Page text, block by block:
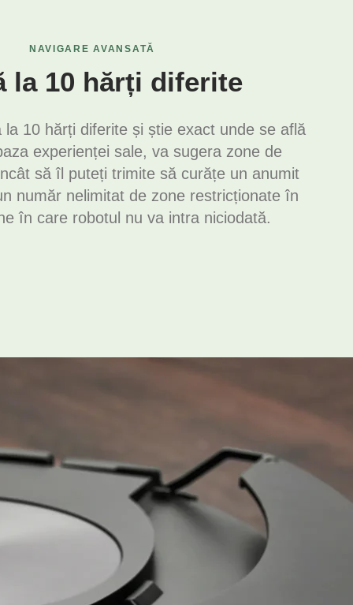
NAVIGARE AVANSATĂ
la 10 hărți diferite
la 10 hărți diferite și știe exact unde se află
experienței sale, va sugera zone de
să îl puteți trimite să curățe un anumit
număr nelimitat de zone restricționate în
în care robotul nu va intra niciodată.